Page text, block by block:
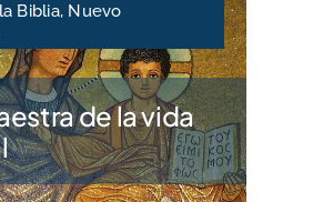
Biblia, Nuevo
de la vida